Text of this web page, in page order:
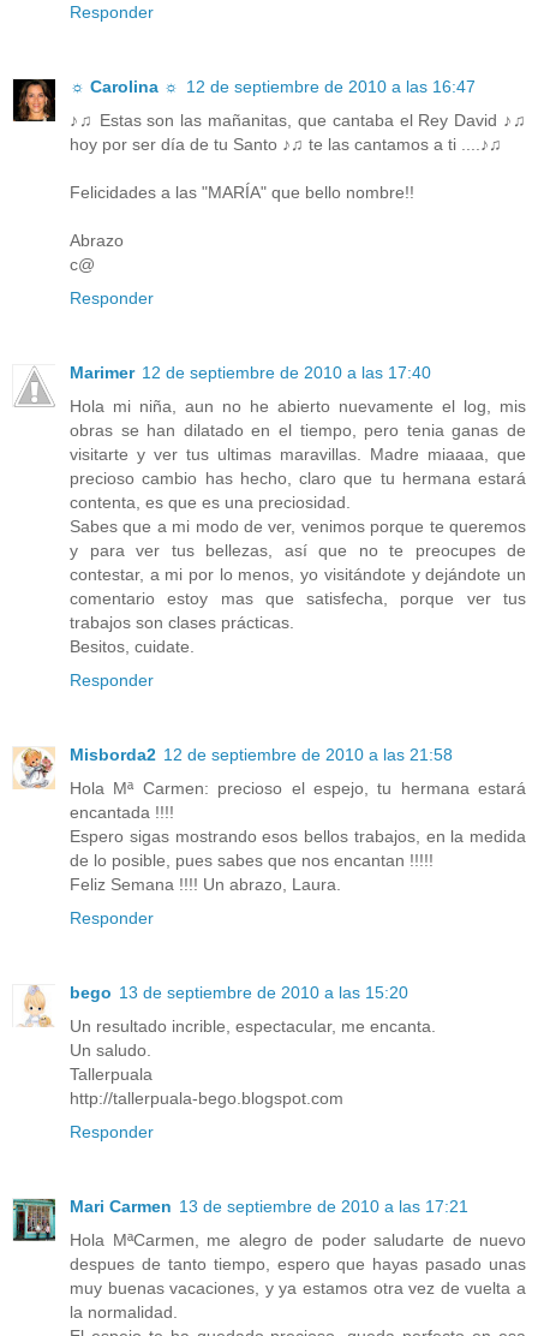
Responder
☼ Carolina ☼ 12 de septiembre de 2010 a las 16:47
♪♫ Estas son las mañanitas, que cantaba el Rey David ♪♫
hoy por ser día de tu Santo ♪♫ te las cantamos a ti ....♪♫
Felicidades a las "MARÍA" que bello nombre!!
Abrazo
c@
Responder
Marimer 12 de septiembre de 2010 a las 17:40
Hola mi niña, aun no he abierto nuevamente el log, mis
obras se han dilatado en el tiempo, pero tenia ganas de
visitarte y ver tus ultimas maravillas. Madre miaaaa, que
precioso cambio has hecho, claro que tu hermana estará
contenta, es que es una preciosidad.
Sabes que a mi modo de ver, venimos porque te queremos
y para ver tus bellezas, así que no te preocupes de
contestar, a mi por lo menos, yo visitándote y dejándote un
comentario estoy mas que satisfecha, porque ver tus
trabajos son clases prácticas.
Besitos, cuidate.
Responder
Misborda2 12 de septiembre de 2010 a las 21:58
Hola Mª Carmen: precioso el espejo, tu hermana estará
encantada !!!!
Espero sigas mostrando esos bellos trabajos, en la medida
de lo posible, pues sabes que nos encantan !!!!!
Feliz Semana !!!! Un abrazo, Laura.
Responder
bego 13 de septiembre de 2010 a las 15:20
Un resultado incrible, espectacular, me encanta.
Un saludo.
Tallerpuala
http://tallerpuala-bego.blogspot.com
Responder
Mari Carmen 13 de septiembre de 2010 a las 17:21
Hola MªCarmen, me alegro de poder saludarte de nuevo
despues de tanto tiempo, espero que hayas pasado unas
muy buenas vacaciones, y ya estamos otra vez de vuelta a
la normalidad.